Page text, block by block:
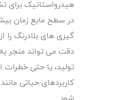
هیدرواستاتیک برای
در سطح مایع زمان
گیری های بلادرنگ را
دقت می تواند منجر
تولید، یا حتی خطرات
کاربردهای حیاتی